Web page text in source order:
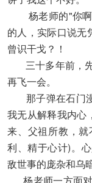
杨老师的"你啊
的人，实际口说无
曾识干戈？！
三十多年前，先
再飞一会。
那子弹在石门漫
我无从解释我内心
来、父祖所教，
利、精于心计)。
敌世事的庞杂和乌暗